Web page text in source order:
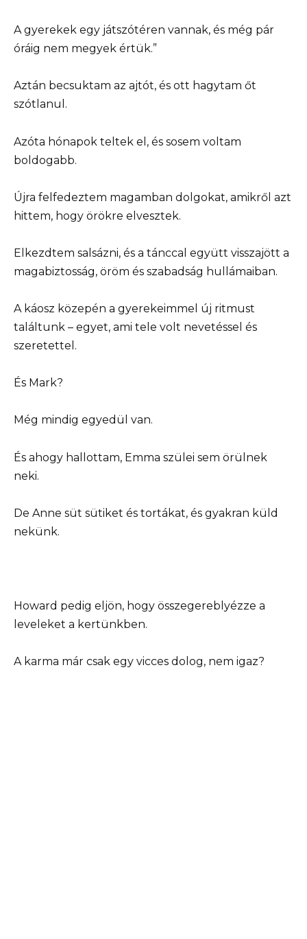
A gyerekek egy játszótéren vannak, és még pár
óráig nem megyek értük.”
Aztán becsuktam az ajtót, és ott hagytam őt
szótlanul.
Azóta hónapok teltek el, és sosem voltam
boldogabb.
Újra felfedeztem magamban dolgokat, amikről azt
hittem, hogy örökre elvesztek.
Elkezdtem salsázni, és a tánccal együtt visszajött a
magabiztosság, öröm és szabadság hullámaiban.
A káosz közepén a gyerekeimmel új ritmust
találtunk – egyet, ami tele volt nevetéssel és
szeretettel.
És Mark?
Még mindig egyedül van.
És ahogy hallottam, Emma szülei sem örülnek
neki.
De Anne süt sütiket és tortákat, és gyakran küld
nekünk.
Howard pedig eljön, hogy összegereblyézze a
leveleket a kertünkben.
A karma már csak egy vicces dolog, nem igaz?